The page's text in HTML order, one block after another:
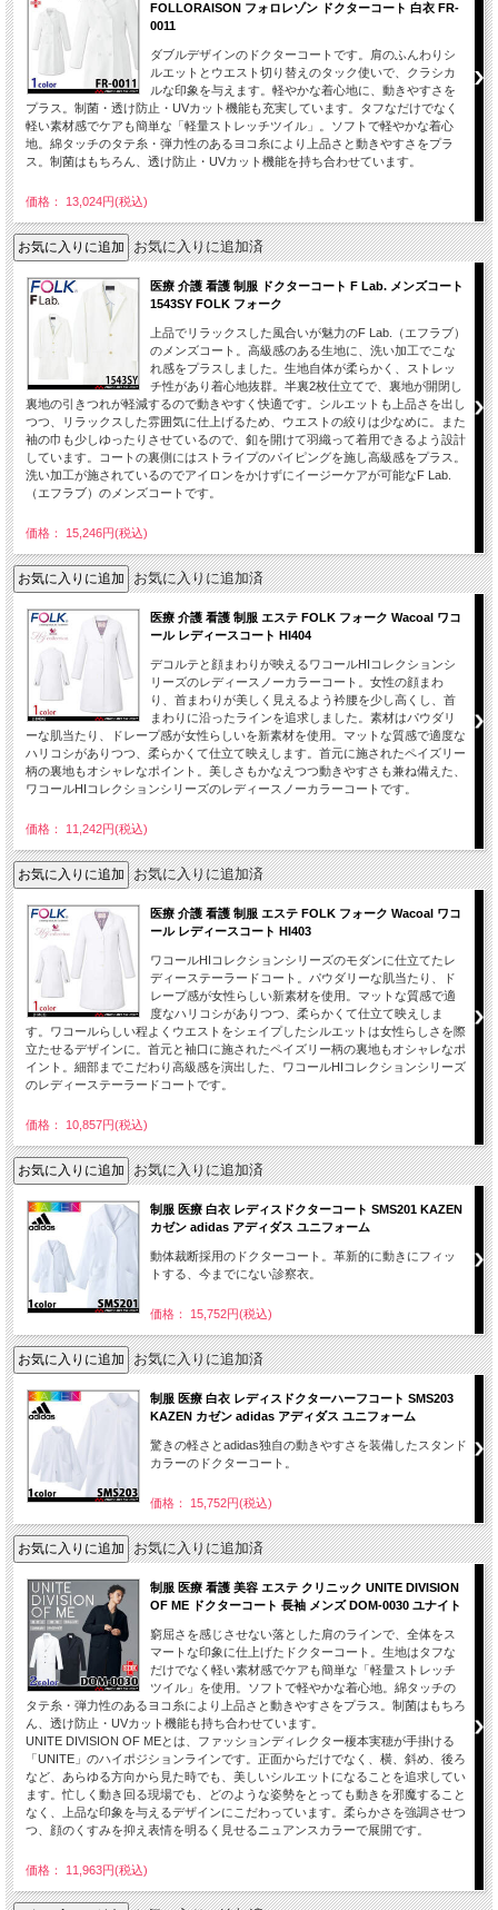
FOLLORAISON フォロレゾン ドクターコート 白衣 FR-
0011
ダブルデザインのドクターコートです。肩のふんわりシ
ルエットとウエスト切り替えのタック使いで、クラシカ
ルな印象を与えます。軽やかな着心地に、動きやすさを
プラス。制菌・透け防止・UVカット機能も充実しています。タフなだけでなく
軽い素材感でケアも簡単な「軽量ストレッチツイル」。ソフトで軽やかな着心
地。綿タッチのタテ糸・弾力性のあるヨコ糸により上品さと動きやすさをプラ
ス。制菌はもちろん、透け防止・UVカット機能を持ち合わせています。
価格： 13,024円(税込)
お気に入りに追加済
医療 介護 看護 制服 ドクターコート F Lab. メンズコート
1543SY FOLK フォーク
上品でリラックスした風合いが魅力のF Lab.（エフラブ）
のメンズコート。高級感のある生地に、洗い加工でこな
れ感をプラスしました。生地自体が柔らかく、ストレッ
チ性があり着心地抜群。半裏2枚仕立てで、裏地が開閉し
裏地の引きつれが軽減するので動きやすく快適です。シルエットも上品さを出し
つつ、リラックスした雰囲気に仕上げるため、ウエストの絞りは少なめに。また
袖の巾も少しゆったりさせているので、釦を開けて羽織って着用できるよう設計
しています。コートの裏側にはストライプのパイピングを施し高級感をプラス。
洗い加工が施されているのでアイロンをかけずにイージーケアが可能なF Lab.
（エフラブ）のメンズコートです。
価格： 15,246円(税込)
お気に入りに追加済
医療 介護 看護 制服 エステ FOLK フォーク Wacoal ワコ
ール レディースコート HI404
デコルテと顔まわりが映えるワコールHIコレクションシ
リーズのレディースノーカラーコート。女性の顔まわ
り、首まわりが美しく見えるよう衿腰を少し高くし、首
まわりに沿ったラインを追求しました。素材はパウダリ
ーな肌当たり、ドレープ感が女性らしいを新素材を使用。マットな質感で適度な
ハリコシがありつつ、柔らかくて仕立て映えします。首元に施されたペイズリー
柄の裏地もオシャレなポイント。美しさもかなえつつ動きやすさも兼ね備えた、
ワコールHIコレクションシリーズのレディースノーカラーコートです。
価格： 11,242円(税込)
お気に入りに追加済
医療 介護 看護 制服 エステ FOLK フォーク Wacoal ワコ
ール レディースコート HI403
ワコールHIコレクションシリーズのモダンに仕立てたレ
ディーステーラードコート。パウダリーな肌当たり、ド
レープ感が女性らしい新素材を使用。マットな質感で適
度なハリコシがありつつ、柔らかくて仕立て映えしま
す。ワコールらしい程よくウエストをシェイプしたシルエットは女性らしさを際
立たせるデザインに。首元と袖口に施されたペイズリー柄の裏地もオシャレなポ
イント。細部までこだわり高級感を演出した、ワコールHIコレクションシリーズ
のレディーステーラードコートです。
価格： 10,857円(税込)
お気に入りに追加済
制服 医療 白衣 レディスドクターコート SMS201 KAZEN
カゼン adidas アディダス ユニフォーム
動体裁断採用のドクターコート。革新的に動きにフィッ
トする、今までにない診察衣。
価格： 15,752円(税込)
お気に入りに追加済
制服 医療 白衣 レディスドクターハーフコート SMS203
KAZEN カゼン adidas アディダス ユニフォーム
驚きの軽さとadidas独自の動きやすさを装備したスタンド
カラーのドクターコート。
価格： 15,752円(税込)
お気に入りに追加済
制服 医療 看護 美容 エステ クリニック UNITE DIVISION
OF ME ドクターコート 長袖 メンズ DOM-0030 ユナイト
窮屈さを感じさせない落とした肩のラインで、全体をス
マートな印象に仕上げたドクターコート。生地はタフな
だけでなく軽い素材感でケアも簡単な「軽量ストレッチ
ツイル」を使用。ソフトで軽やかな着心地。綿タッチの
タテ糸・弾力性のあるヨコ糸により上品さと動きやすさをプラス。制菌はもちろ
ん、透け防止・UVカット機能も持ち合わせています。
UNITE DIVISION OF MEとは、ファッションディレクター榎本実穂が手掛ける
「UNITE」のハイポジションラインです。正面からだけでなく、横、斜め、後ろ
など、あらゆる方向から見た時でも、美しいシルエットになることを追求してい
ます。忙しく動き回る現場でも、どのような姿勢をとっても動きを邪魔すること
なく、上品な印象を与えるデザインにこだわっています。柔らかさを強調させつ
つ、顔のくすみを抑え表情を明るく見せるニュアンスカラーで展開です。
価格： 11,963円(税込)